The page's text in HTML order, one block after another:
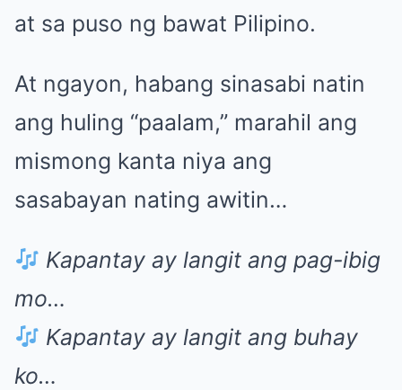
at sa puso ng bawat Pilipino.
At ngayon, habang sinasabi natin
ang huling “paalam,” marahil ang
mismong kanta niya ang
sasabayan nating awitin…
Kapantay ay langit ang pag-ibig
mo…
Kapantay ay langit ang buhay
ko…